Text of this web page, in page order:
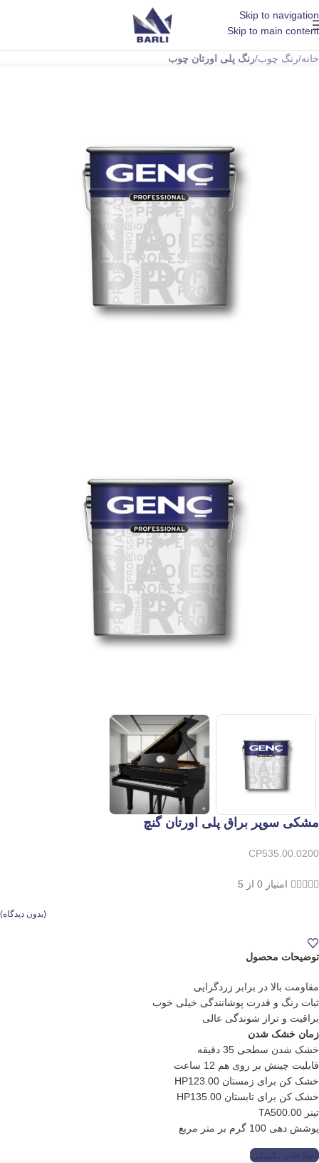
Skip to navigation
Skip to main content
خانه رنگ چوب رنگ پلی اورتان چوب
مشکی سوپر براق پلی اورتان گنچ
CP535.00.0200
 امتیاز 0 از 5
(بدون دیدگاه)
توضیحات محصول
مقاومت بالا در برابر زردگرایى
ثبات رنگ و قدرت پوشانندگى خیلى خوب
براقیت و تراز شوندگى عالى
زمان خشک شدن
خشک شدن سطحى 35 دقیقه
قابلیت چینش بر روى هم 12 ساعت
خشک کن براى زمستان HP123.00
خشک کن براى تابستان HP135.00
تینر TA500.00
پوشش دهى 100 گرم بر متر مربع